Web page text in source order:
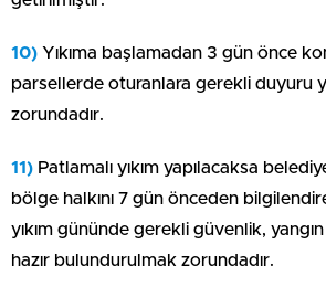
10) Yıkıma başlamadan 3 gün önce
parsellerde oturanlara gerekli duyuru
zorundadır.
11) Patlamalı yıkım yapılacaksa
bölge halkını 7 gün önceden
yıkım gününde gerekli güvenlik,
hazır bulundurulmak zorundadır.